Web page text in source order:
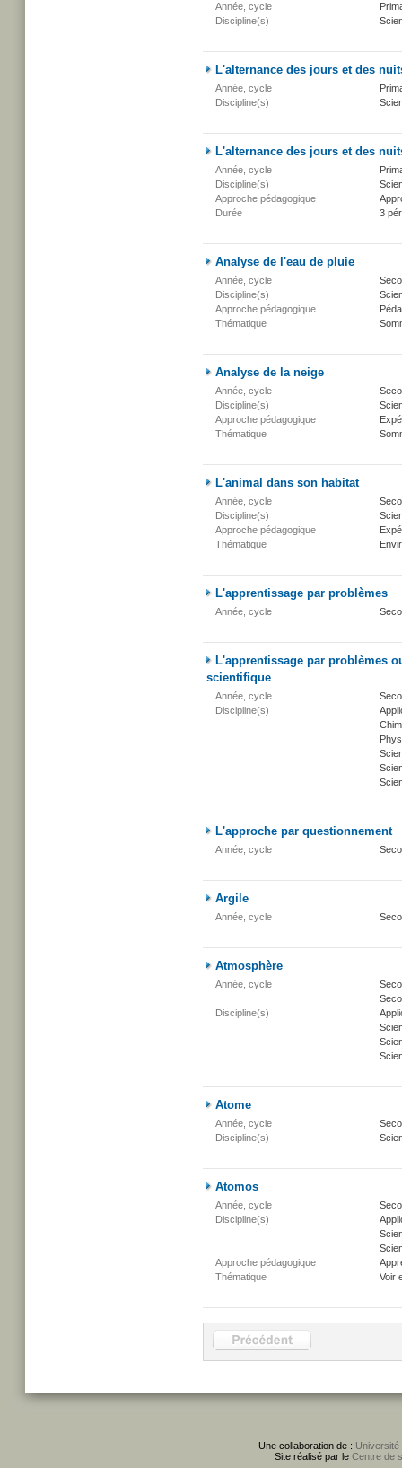
Année, cycle
Discipline(s)
L'alternance des jours et des
Année, cycle
Discipline(s)
L'alternance des jours et des
Année, cycle
Discipline(s)
Approche pédagogique
Durée
3
Analyse de l'eau de pluie
Année, cycle
Discipline(s)
Approche pédagogique
Thématique
Analyse de la neige
Année, cycle
Discipline(s)
Approche pédagogique
Thématique
L'animal dans son habitat
Année, cycle
Discipline(s)
Approche pédagogique
Thématique
L'apprentissage par problèmes
Année, cycle
L'apprentissage par problèmes
scientifique
Année, cycle
Discipline(s)
L'approche par questionnement
Année, cycle
Argile
Année, cycle
Atmosphère
Année, cycle
Discipline(s)
Atome
Année, cycle
Discipline(s)
Atomos
Année, cycle
Discipline(s)
Approche pédagogique
Thématique
Voir
Une collaboration de : Université
Site réalisé par le Centre de